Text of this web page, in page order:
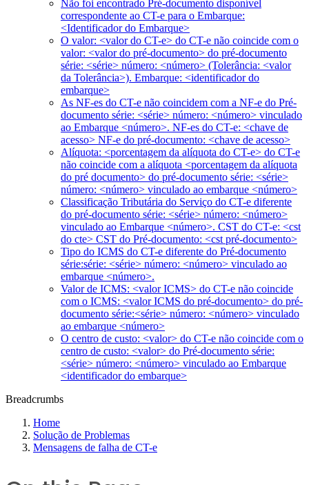
Não foi encontrado Pré-documento disponível
correspondente ao CT-e para o Embarque:
<Identificador do Embarque>
O valor: <valor do CT-e> do CT-e não coincide com o
valor: <valor do pré-documento> do pré-documento
série: <série> número: <número> (Tolerância: <valor
da Tolerância>). Embarque: <identificador do
embarque>
As NF-es do CT-e não coincidem com a NF-e do Pré-
documento série: <série> número: <número> vinculado
ao Embarque <número>. NF-es do CT-e: <chave de
acesso> NF-e do pré-documento: <chave de acesso>
Alíquota: <porcentagem da alíquota do CT-e> do CT-e
não coincide com a alíquota <porcentagem da alíquota
do pré documento> do pré-documento série: <série>
número: <número> vinculado ao embarque <número>
Classificação Tributária do Serviço do CT-e diferente
do pré-documento série: <série> número: <número>
vinculado ao Embarque <número>. CST do CT-e: <cst
do cte> CST do Pré-documento: <cst pré-documento>
Tipo do ICMS do CT-e diferente do Pré-documento
série:série: <série> número: <número> vinculado ao
embarque <número>.
Valor de ICMS: <valor ICMS> do CT-e não coincide
com o ICMS: <valor ICMS do pré-documento> do pré-
documento série:<série> número: <número> vinculado
ao embarque <número>
O centro de custo: <valor> do CT-e não coincide com o
centro de custo: <valor> do Pré-documento série:
<série> número: <número> vinculado ao Embarque
<identificador do embarque>
Breadcrumbs
Home
Solução de Problemas
Mensagens de falha de CT-e